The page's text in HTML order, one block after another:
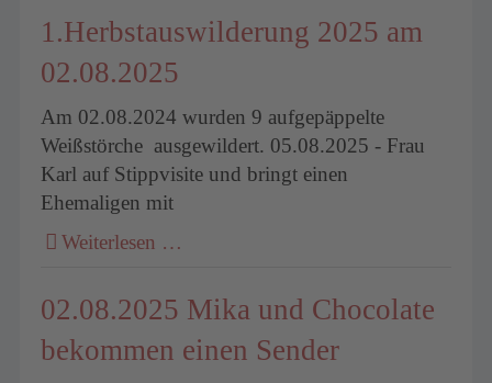
1.Herbstauswilderung 2025 am
02.08.2025
Am 02.08.2024 wurden 9 aufgepäppelte
Weißstörche ausgewildert. 05.08.2025 - Frau
Karl auf Stippvisite und bringt einen
Ehemaligen mit
Weiterlesen …
02.08.2025 Mika und Chocolate
bekommen einen Sender